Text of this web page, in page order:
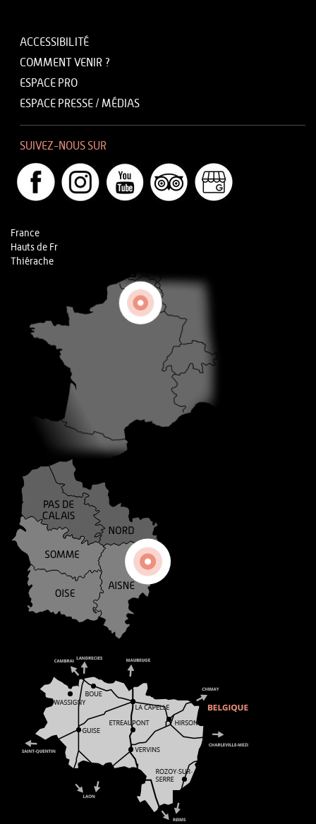
ACCESSIBILITÉ
COMMENT VENIR ?
ESPACE PRO
ESPACE PRESSE / MÉDIAS
SUIVEZ-NOUS SUR
France
Hauts de Fr
Thiérache